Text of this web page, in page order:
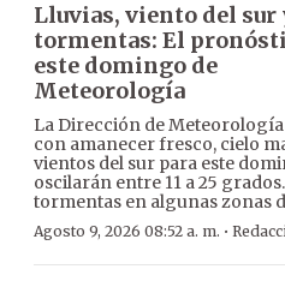
Lluvias, viento del sur
tormentas: El
este domingo de
Meteorología
La Dirección de
con amanecer fresco, cielo
vientos del sur para este
oscilarán entre 11 a 25
tormentas en algunas zonas
Agosto 9, 2026 08:52 a. m. ·